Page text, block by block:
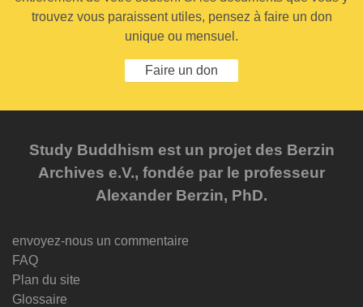
trouvez vous paraissent utiles, pensez à faire un don
unique ou mensuel.
Faire un don
Study Buddhism est un projet des Berzin
Archives e.V., fondée par le professeur
Alexander Berzin, PhD.
envoyez-nous un commentaire
FAQ
Plan du site
Glossaire